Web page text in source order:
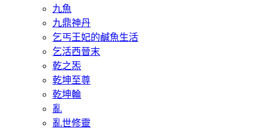
九魚
九鼎神丹
乞丐王妃的鹹魚生活
乞活西晉末
乾之炁
乾坤至尊
乾坤輪
亂
亂世修靈